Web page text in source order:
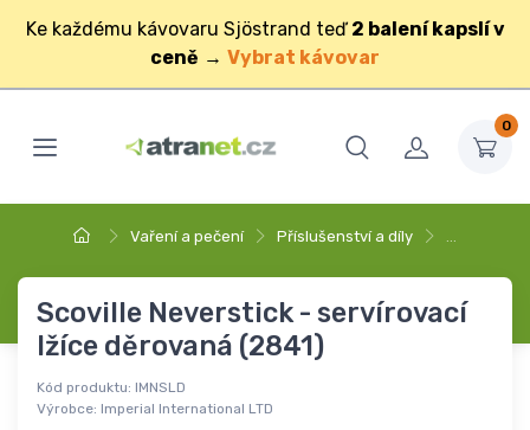
Ke každému kávovaru Sjöstrand teď 2 balení kapslí v
ceně → Vybrat kávovar
0
Vaření a pečení Příslušenství a díly
Scoville Neverstick - servírovací
lžíce děrovaná (2841)
Kód produktu: IMNSLD
Výrobce: Imperial International LTD